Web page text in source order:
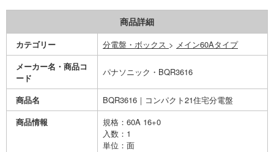
商品詳細
カテゴリー 分電盤・ボックス > メイン60Aタイプ
メーカー名・商品コ
ード
パナソニック・BQR3616
商品名
BQR3616｜コンパクト21住宅分電盤
商品情報
規格：60A 16+0
入数：1
単位：面